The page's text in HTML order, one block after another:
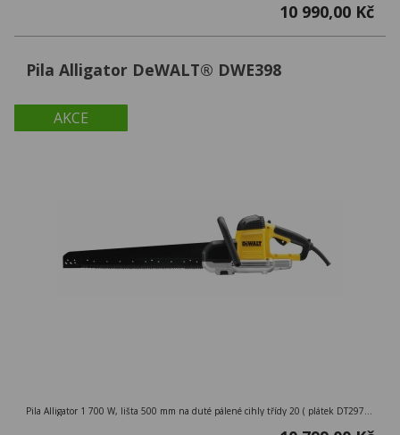
10 990,00 Kč
AKCE
Pila Alligator DeWALT® DWE398